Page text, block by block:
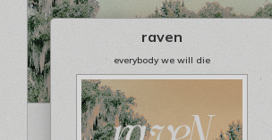
raven
everybody we will die